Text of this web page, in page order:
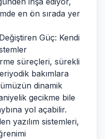
en ön sırada yer
Güç: Kendi
süreçleri, sürekli
bakımlara
dinamik
gecikme bile
yol açabilir.
yazılım sistemleri,